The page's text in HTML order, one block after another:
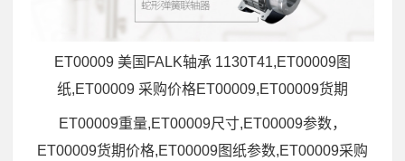
ET00009 美国FALK轴承 1130T41,ET00009图
纸,ET00009 采购价格ET00009,ET00009货期
ET00009重量,ET00009尺寸,ET00009参数，
ET00009货期价格,ET00009图纸参数,ET00009采购